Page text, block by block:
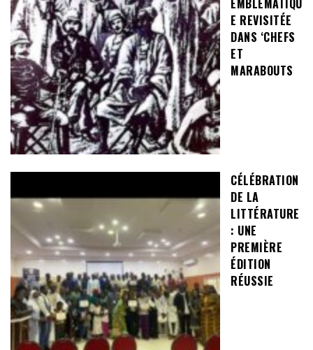
E REVISITÉE
DANS ‘CHEFS
ET
MARABOUTS
CÉLÉBRATION
DE LA
LITTÉRATURE
: UNE
PREMIÈRE
ÉDITION
RÉUSSIE